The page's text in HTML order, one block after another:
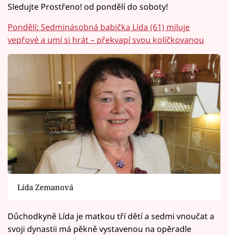
Sledujte Prostřeno! od pondělí do soboty!
Pondělí: Sedminásobná babička Lída (61) miluje
vepřové a umí si hrát – překvapí svou kolíčkovanou
Lída Zemanová
Důchodkyně Lída je matkou tří dětí a sedmi vnoučat a
svoji dynastii má pěkně vystavenou na opěradle